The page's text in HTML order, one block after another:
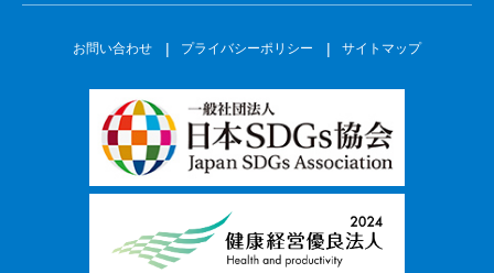
お問い合わせ プライバシーポリシー サイトマップ